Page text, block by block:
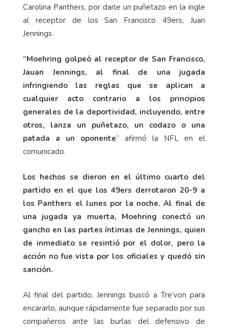
Carolina Panthers, por darle un puñetazo en la ingle
al receptor de los San Francisco 49ers, Juan
Jennings.
“Moehring golpeó al receptor de San Francisco,
Jauan Jennings, al final de una jugada
infringiendo las reglas que se aplican a
cualquier acto contrario a los principios
generales de la deportividad, incluyendo, entre
otros, lanza un puñetazo, un codazo o una
patada a un oponente” afirmó la NFL en el
comunicado.
Los hechos se dieron en el último cuarto del
partido en el que los 49ers derrotaron 20-9 a
los Panthers el lunes por la noche. Al final de
una jugada ya muerta, Moehring conectó un
gancho en las partes íntimas de Jennings, quien
de inmediato se resintió por el dolor, pero la
acción no fue vista por los oficiales y quedó sin
sanción.
Al final del partido, Jennings buscó a Tre’von para
encararlo, aunque rápidamente fue separado por sus
compañeros ante las burlas del defensivo de